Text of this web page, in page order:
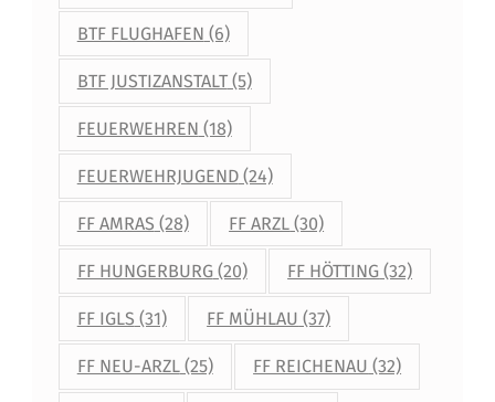
BTF FLUGHAFEN (6)
BTF JUSTIZANSTALT(5)
FEUERWEHREN (18)
FEUERWEHRJUGEND(24)
FF AMRAS (28) FF ARZL (30)
FF HUNGERBURG(20) FF HÖTTING (32)
FF IGLS (31) FF MÜHLAU (37)
FF NEU-ARZL(25) FF REICHENAU (32)